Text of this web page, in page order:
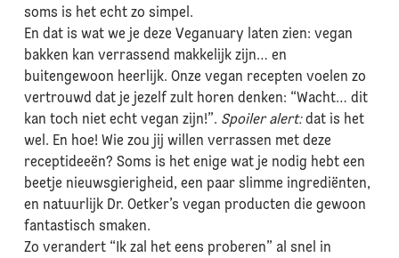
soms is het echt zo simpel.
En dat is wat we je deze Veganuary laten zien: vegan
bakken kan verrassend makkelijk zijn… en
buitengewoon heerlijk. Onze vegan recepten voelen zo
vertrouwd dat je jezelf zult horen denken: “Wacht… dit
kan toch niet echt vegan zijn!”. Spoiler alert:dat is het
wel. En hoe! Wie zou jij willen verrassen met deze
receptideeën? Soms is het enige wat je nodig hebt een
beetje nieuwsgierigheid, een paar slimme ingrediënten,
en natuurlijk Dr. Oetker’s vegan producten die gewoon
fantastisch smaken.
Zo verandert “Ik zal het eens proberen” al snel in